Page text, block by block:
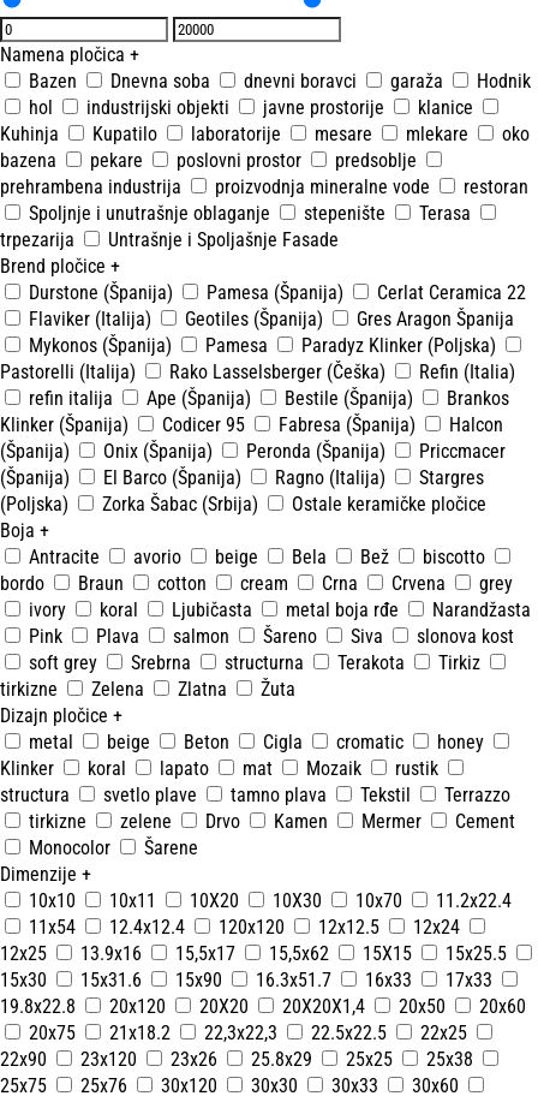
Namena pločica +
Bazen
Dnevna soba dnevni boravci garaža
Hodnik
hol
industrijski objekti javne prostorije
klanice
Kuhinja
Kupatilo laboratorije mesare mlekare
oko
bazena
pekare poslovni prostor
predsoblje
prehrambena industrija
proizvodnja mineralne vode
restoran
Spoljnje i unutrašnje oblaganje
stepenište
Terasa
trpezarija
Untrašnje i Spoljašnje Fasade
Brend pločice +
Durstone (Španija)
Pamesa (Španija)
Cerlat Ceramica 22
Flaviker (Italija)
Geotiles (Španija)
Gres Aragon Španija
Mykonos (Španija)
Pamesa
Paradyz Klinker (Poljska)
Pastorelli (Italija)
Rako Lasselsberger (Češka)
Refin (Italia)
refin italija
Ape (Španija) Bestile (Španija)
Brankos
Klinker (Španija)
Codicer 95 Fabresa (Španija)
Halcon
(Španija)
Onix (Španija) Peronda (Španija)
Priccmacer
(Španija)
El Barco (Španija) Ragno (Italija)
Stargres
(Poljska)
Zorka Šabac (Srbija)
Ostale keramičke pločice
Boja +
Antracite
avorio beige Bela Bež
biscotto
bordo
Braun cotton cream Crna Crvena
grey
ivory
koral Ljubičasta metal boja rđe
Narandžasta
Pink
Plava salmon Šareno Siva
slonova kost
soft grey
Srebrna structurna Terakota
Tirkiz
tirkizne
Zelena Zlatna
Žuta
Dizajn pločice +
metal
beige Beton Cigla cromatic
honey
Klinker
koral lapato mat Mozaik
rustik
structura
svetlo plave tamno plava Tekstil
Terrazzo
tirkizne
zelene Drvo Kamen Mermer
Cement
Monocolor
Šarene
Dimenzije +
10x10
10x11 10X20 10X30 10x70
11.2x22.4
11x54
12.4x12.4 120x120 12x12.5
12x24
12x25
13.9x16 15,5x17 15,5x62 15X15
15x25.5
15x30
15x31.6 15x90 16.3x51.7 16x33
17x33
19.8x22.8
20x120 20X20 20X20X1,4 20x50
20x60
20x75
21x18.2 22,3x22,3 22.5x22.5
22x25
22x90
23x120 23x26 25.8x29 25x25
25x38
25x75
25x76 30x120 30x30 30x33
30x60